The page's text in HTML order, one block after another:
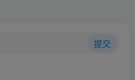
提交